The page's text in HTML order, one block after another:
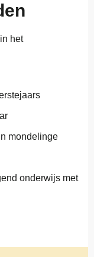
het
mondelinge
onderwijs met